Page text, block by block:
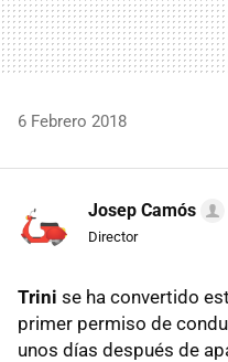
6 Febrero 2018
Josep Camós
Director
Trini se ha convertido
primer permiso de
unos días después de